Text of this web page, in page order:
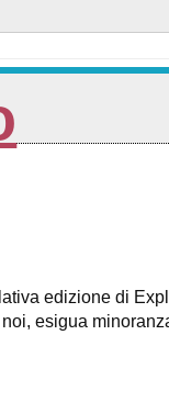
edizione di
esigua